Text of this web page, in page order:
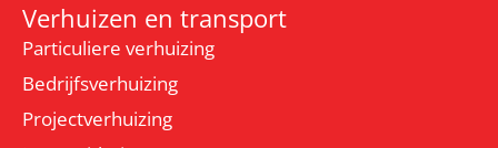
Verhuizen en transport
Particuliere verhuizing
Bedrijfsverhuizing
Projectverhuizing